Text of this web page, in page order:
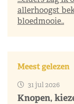
allerhoogst
bloedmooie..
Meest gelezen
31 jul 2026
Knopen,